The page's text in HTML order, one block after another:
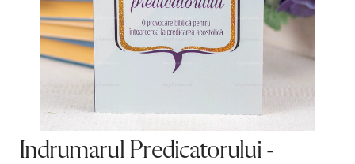
Indrumarul Predicatorului -